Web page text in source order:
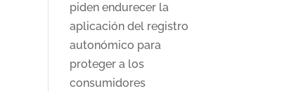
piden endurecer la
aplicación del registro
autonómico para
proteger a los
consumidores